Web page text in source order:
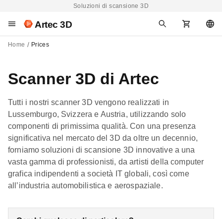
Soluzioni di scansione 3D
Artec 3D
Home Prices
Scanner 3D di Artec
Tutti i nostri scanner 3D vengono realizzati in
Lussemburgo, Svizzera e Austria, utilizzando solo
componenti di primissima qualità. Con una presenza
significativa nel mercato del 3D da oltre un decennio,
forniamo soluzioni di scansione 3D innovative a una
vasta gamma di professionisti, da artisti della computer
grafica indipendenti a società IT globali, così come
all’industria automobilistica e aerospaziale.